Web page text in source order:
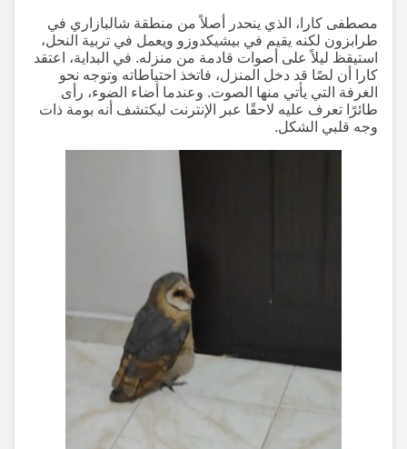
مصطفى كارا، الذي ينحدر أصلاً من منطقة شالبازاري في
طرابزون لكنه يقيم في بيشيكدوزو ويعمل في تربية النحل،
استيقظ ليلاً على أصوات قادمة من منزله. في البداية، اعتقد
كارا أن لصًا قد دخل المنزل، فاتخذ احتياطاته وتوجه نحو
الغرفة التي يأتي منها الصوت. وعندما أضاء الضوء، رأى
طائرًا تعرف عليه لاحقًا عبر الإنترنت ليكتشف أنه بومة ذات
وجه قلبي الشكل.